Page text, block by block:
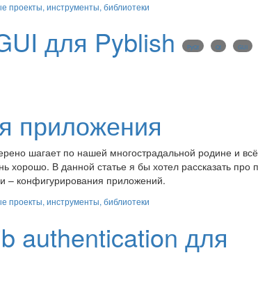
проекты, инструменты, библиотеки
для Pyblish PyQt Qt GUI
приложения
шагает по нашей многострадальной родине и всё
В данной статье я бы хотел рассказать про
– конфигурирования приложений.
проекты, инструменты, библиотеки
authentication для